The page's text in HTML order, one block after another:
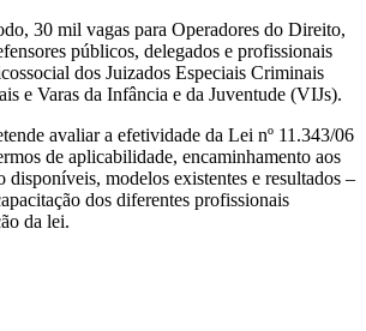
30 mil vagas para Operadores do Direito,
públicos, delegados e profissionais
dos Juizados Especiais Criminais
e Varas da Infância e da Juventude (VIJs).
avaliar a efetividade da Lei nº 11.343/06
de aplicabilidade, encaminhamento aos
disponíveis, modelos existentes e resultados –
dos diferentes profissionais
da lei.